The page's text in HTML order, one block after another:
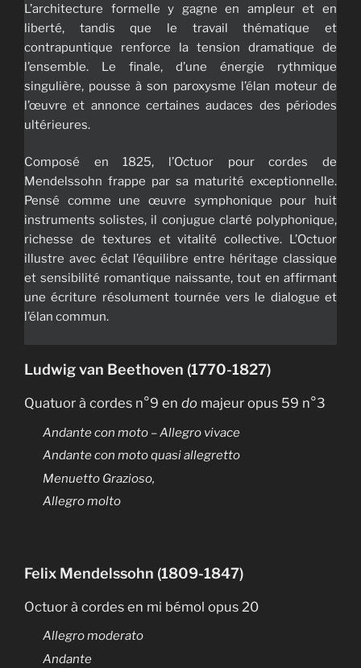
L’architecture formelle y gagne en ampleur et en
liberté, tandis que le travail thématique et
contrapuntique renforce la tension dramatique de
l’ensemble. Le finale, d’une énergie rythmique
singulière, pousse à son paroxysme l’élan moteur de
l’œuvre et annonce certaines audaces des périodes
ultérieures.
Composé en 1825, l’Octuor pour cordes de
Mendelssohn frappe par sa maturité exceptionnelle.
Pensé comme une œuvre symphonique pour huit
instruments solistes, il conjugue clarté polyphonique,
richesse de textures et vitalité collective. L’Octuor
illustre avec éclat l’équilibre entre héritage classique
et sensibilité romantique naissante, tout en affirmant
une écriture résolument tournée vers le dialogue et
l’élan commun.
Ludwig van Beethoven (1770-1827)
Quatuor à cordes n°9 en do majeur opus 59 n°3
Andante con moto – Allegro vivace
Andante con moto quasi allegretto
Menuetto Grazioso,
Allegro molto
Felix Mendelssohn (1809-1847)
Octuor à cordes en mi bémol opus 20
Allegro moderato
Andante